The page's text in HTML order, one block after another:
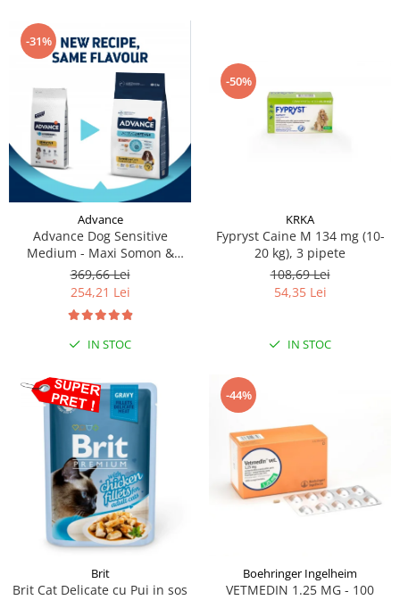
-31%
Advance
Advance Dog Sensitive
Medium - Maxi Somon &
Orez, 12 kg
369,66 Lei
254,21 Lei
IN STOC
-50%
KRKA
Fypryst Caine M 134 mg (10-
20 kg), 3 pipete
108,69 Lei
54,35 Lei
IN STOC
Brit
Brit Cat Delicate cu Pui in sos
-44%
Boehringer Ingelheim
VETMEDIN 1.25 MG - 100